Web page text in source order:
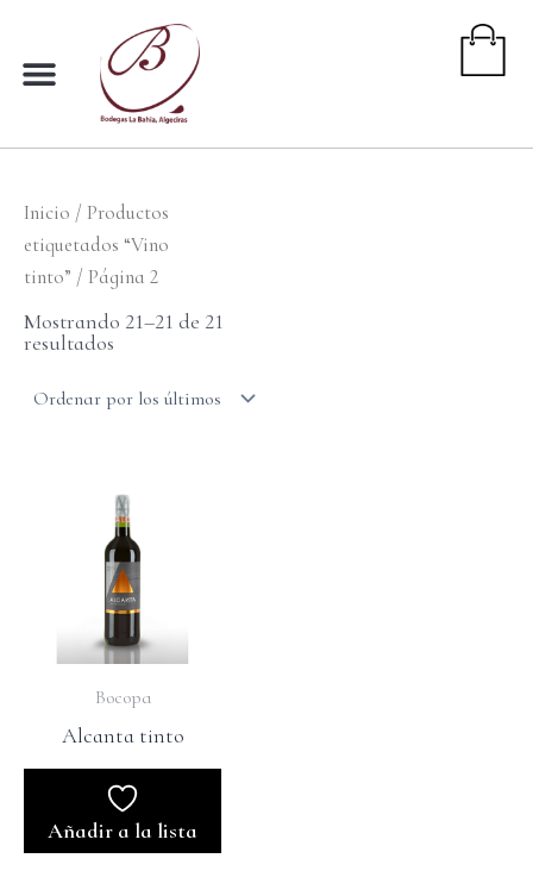
contenido
Inicio / Productos
etiquetados “Vino
tinto” / Página 2
Mostrando 21–21 de 21
resultados
Ordenado
por
Bocopa
Alcanta tinto
Añadir a la lista